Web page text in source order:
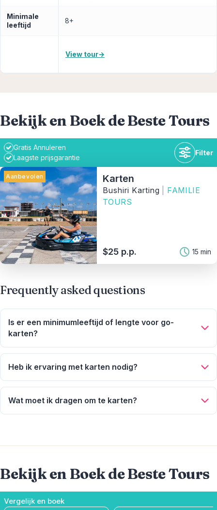
Minimale
leeftijd
8+
View tour→
Bekijk en Boek de Beste Tours
Gratis Annuleren
Laagste prijsgarantie
Filter
Duur
Beschikbaarheid
Activiteit
Tag
Sorteer Op
1 Matching Properties
Aanbevolen Karten
Bushiri Karting
FAMILIE
TOURS
$25 p.p. 15 min
Frequently asked questions
Is er een minimumleeftijd of lengte voor go-
karten?
Ja, om veiligheidsredenen gelden er minimumleeftijd- en
lengteregels. Deze verschillen per aanbieder.
Heb ik ervaring met karten nodig?
Ervaring is niet vereist. Voor aanvang krijgt u een korte
veiligheidsbriefing en er zijn medewerkers aanwezig om
Wat moet ik dragen om te karten?
Bekijk en Boek de Beste Tours
Vergelijk en boek